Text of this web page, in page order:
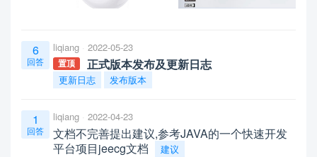
6
回答
liqiang 2022-05-23
置顶 正式版本发布及更新日志
更新日志 发布版本
1
回答
liqiang 2022-04-23
文档不完善提出建议,参考JAVA的一个快速开发
平台项目jeecg文档
建议